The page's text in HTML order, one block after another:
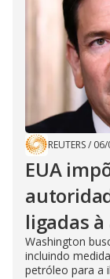
REUTERS/
EUA
ligadas
Washington
incluindo
petróleo para a